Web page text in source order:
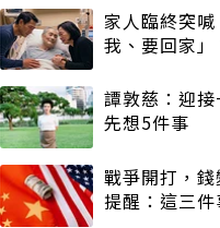
家人臨終突
我、要回家
譚敦慈：迎接
先想5件事
戰爭開打，
提醒：這三